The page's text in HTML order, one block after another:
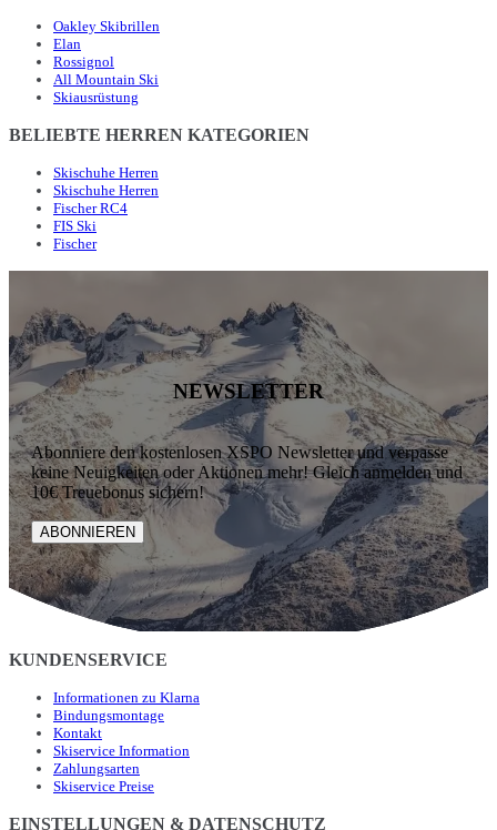
Oakley Skibrillen
Elan
Rossignol
All Mountain Ski
Skiausrüstung
BELIEBTE HERREN KATEGORIEN
Skischuhe Herren
Skischuhe Herren
Fischer RC4
FIS Ski
Fischer
NEWSLETTER
Abonniere den kostenlosen XSPO Newsletter und verpasse
keine Neuigkeiten oder Aktionen mehr! Gleich anmelden und
10€ Treuebonus sichern!
ABONNIEREN
KUNDENSERVICE
Informationen zu Klarna
Bindungsmontage
Kontakt
Skiservice Information
Zahlungsarten
Skiservice Preise
EINSTELLUNGEN & DATENSCHUTZ